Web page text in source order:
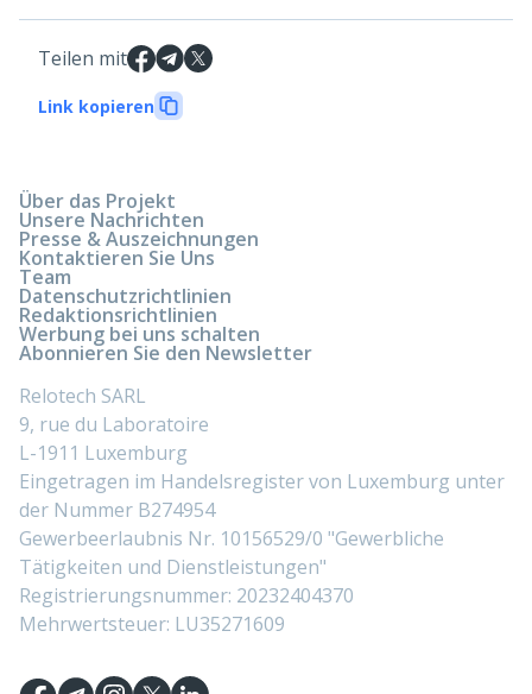
Teilen mit
Link kopieren
Über das Projekt
Unsere Nachrichten
Presse & Auszeichnungen
Kontaktieren Sie Uns
Team
Datenschutzrichtlinien
Redaktionsrichtlinien
Werbung bei uns schalten
Abonnieren Sie den Newsletter
Relotech SARL
9, rue du Laboratoire
L-1911 Luxemburg
Eingetragen im Handelsregister von Luxemburg unter
der Nummer B274954
Gewerbeerlaubnis Nr. 10156529/0 "Gewerbliche
Tätigkeiten und Dienstleistungen"
Registrierungsnummer: 20232404370
Mehrwertsteuer: LU35271609